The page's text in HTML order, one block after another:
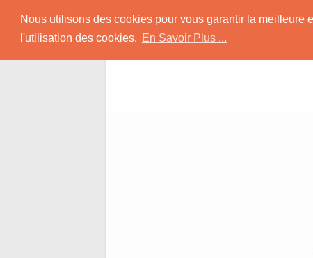
Nous utilisons des cookies pour vous garantir la meilleure
l'utilisation des cookies. En Savoir Plus ...
content
Rencontrer-Afro
Conseils pour des Rencontres Coquines